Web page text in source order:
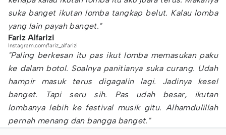
suka banget ikutan lomba tangkap belut. Kalau lomba
yang lain payah banget."
Fariz Alfarizi
Instagram.com/fariz_alfarizi
"Paling berkesan itu pas ikut lomba memasukan paku
ke dalam botol. Soalnya panitianya suka curang. Udah
hampir masuk terus digagalin lagi. Jadinya kesel
banget. Tapi seru sih. Pas udah besar, ikutan
lombanya lebih ke festival musik gitu. Alhamdulillah
pernah menang dan bangga banget."